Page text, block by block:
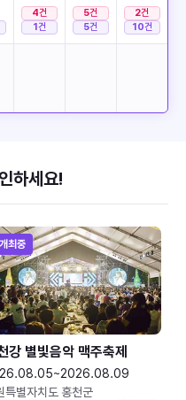
4건
1건
5건
5건
2건
10건
하세요!
개최중
강 별빛음악 맥주축제
특별자치도 홍천군